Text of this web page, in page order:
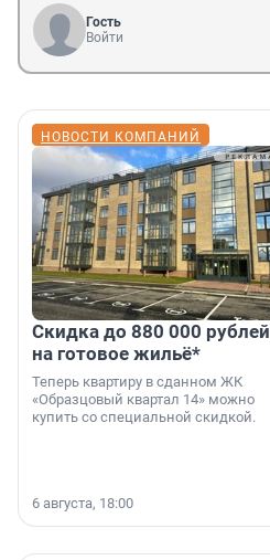
Гость
Войти
НОВОСТИ КОМПАНИЙ
Скидка до 880 000 рублей
на готовое жильё*
Теперь квартиру в сданном ЖК
«Образцовый квартал 14» можно
купить со специальной скидкой.
6 августа, 18:00